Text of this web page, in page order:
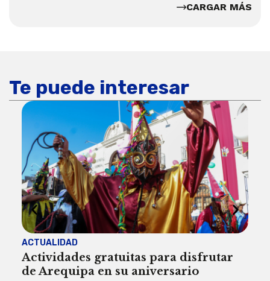
CARGAR MÁS
Te puede interesar
ACTUALIDAD
Actividades gratuitas para disfrutar
de Arequipa en su aniversario